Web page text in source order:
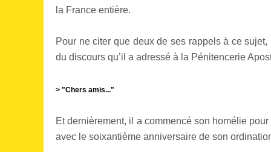
la France entière.
Pour ne citer que deux de ses rappels à ce
du discours qu’il a adressé à la Pénitencerie
> "Chers amis..."
Et dernièrement, il a commencé son homélie
avec le soixantième anniversaire de son